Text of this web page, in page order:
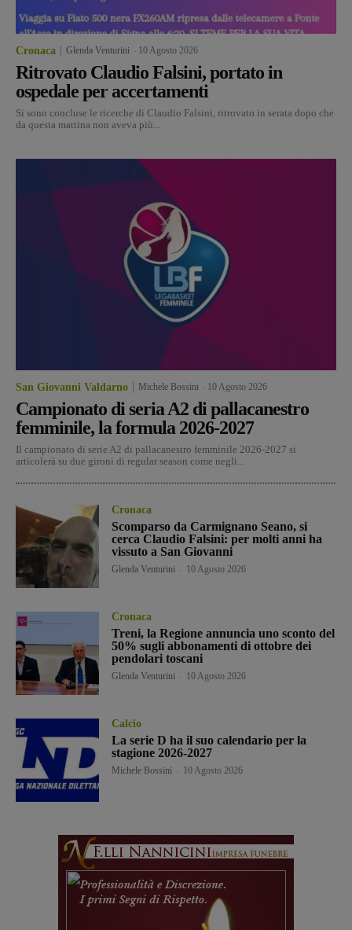
Cronaca Glenda Venturini 10 Agosto 2026
Ritrovato Claudio Falsini, portato in
ospedale per accertamenti
Si sono concluse le ricerche di Claudio Falsini, ritrovato in serata dopo che
da questa mattina non aveva più...
San Giovanni Valdarno Michele Bossini 10 Agosto 2026
Campionato di seria A2 di pallacanestro
femminile, la formula 2026-2027
Il campionato di serie A2 di pallacanestro femminile 2026-2027 si
articolerà su due gironi di regular season come negli...
Cronaca
Scomparso da Carmignano Seano, si
cerca Claudio Falsini: per molti anni ha
vissuto a San Giovanni
Glenda Venturini 10 Agosto 2026
Cronaca
Treni, la Regione annuncia uno sconto del
50% sugli abbonamenti di ottobre dei
pendolari toscani
Glenda Venturini 10 Agosto 2026
Calcio
La serie D ha il suo calendario per la
stagione 2026-2027
Michele Bossini 10 Agosto 2026